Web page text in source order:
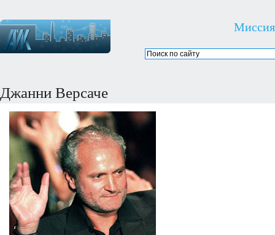
Миссия
Джанни Версаче